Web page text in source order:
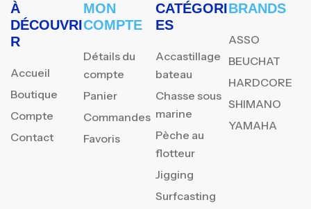
À
DÉCOUVRI
R
Accueil
Boutique
Compte
Contact
MON
COMPTE
Détails du
compte
Panier
Commandes
Favoris
CATÉGORI
ES
Accastillage
bateau
Chasse sous
marine
Pèche au
flotteur
Jigging
Surfcasting
BRANDS
ASSO
BEUCHAT
HARDCORE
SHIMANO
YAMAHA